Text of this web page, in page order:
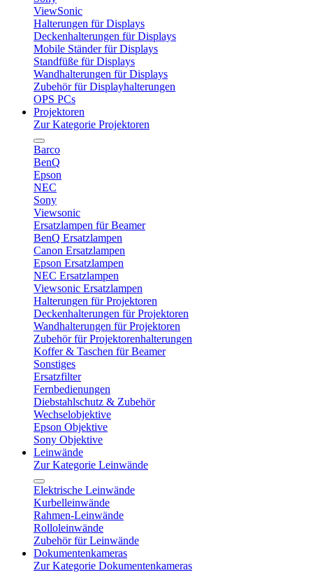
ViewSonic
Halterungen für Displays
Deckenhalterungen für Displays
Mobile Ständer für Displays
Standfüße für Displays
Wandhalterungen für Displays
Zubehör für Displayhalterungen
OPS PCs
Projektoren
Zur Kategorie Projektoren
Barco
BenQ
Epson
NEC
Sony
Viewsonic
Ersatzlampen für Beamer
BenQ Ersatzlampen
Canon Ersatzlampen
Epson Ersatzlampen
NEC Ersatzlampen
Viewsonic Ersatzlampen
Halterungen für Projektoren
Deckenhalterungen für Projektoren
Wandhalterungen für Projektoren
Zubehör für Projektorenhalterungen
Koffer & Taschen für Beamer
Sonstiges
Ersatzfilter
Fernbedienungen
Diebstahlschutz & Zubehör
Wechselobjektive
Epson Objektive
Sony Objektive
Leinwände
Zur Kategorie Leinwände
Elektrische Leinwände
Kurbelleinwände
Rahmen-Leinwände
Rolloleinwände
Zubehör für Leinwände
Dokumentenkameras
Zur Kategorie Dokumentenkameras